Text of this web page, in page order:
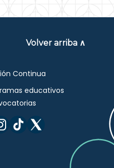
Volver arriba ∧
Continua
educativos